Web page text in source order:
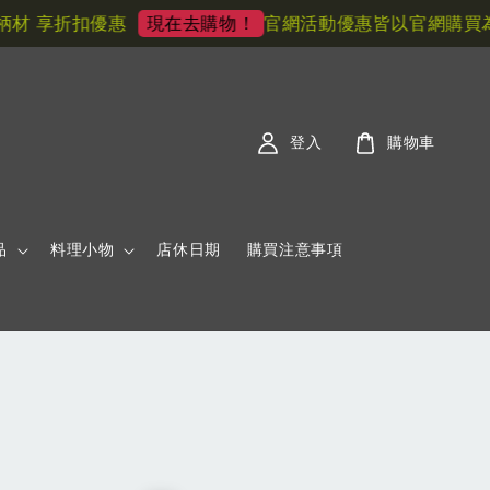
享折扣優惠 現在去購物！ 官網活動優惠皆以官網購買為
料理小物 店休日期 購買注意事項
登入 購物車